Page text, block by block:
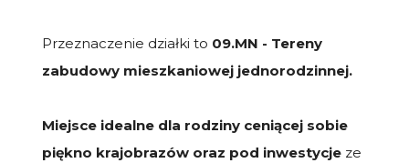
Przeznaczenie działki to 09.MN - Tereny
zabudowy mieszkaniowej jednorodzinnej.
Miejsce idealne dla rodziny ceniącej sobie
piękno krajobrazów oraz pod inwestycje ze